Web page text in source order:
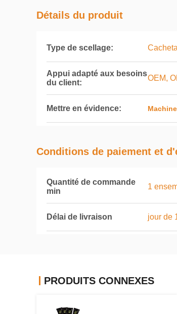
Détails du produit
Type de scellage:
Appui adapté aux besoins
du client:
OEM,
Mettre en évidence:
Conditions de paiement et
Quantité de commande
min
1
Délai de livraison jour de
PRODUITS CONNEXES